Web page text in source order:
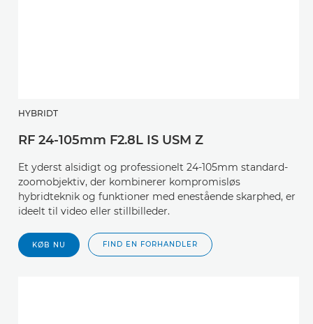
HYBRIDT
RF 24-105mm F2.8L IS USM Z
Et yderst alsidigt og professionelt 24-105mm standard-
zoomobjektiv, der kombinerer kompromisløs
hybridteknik og funktioner med enestående skarphed, er
ideelt til video eller stillbilleder.
KØB NU FIND EN FORHANDLER